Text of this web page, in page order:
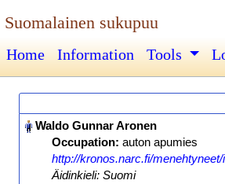
Suomalainen sukupuu
Home Information Tools
‎Waldo Gunnar Aronen‏‎
Occupation: auton apumies
http://kronos.narc.fi/
Äidinkieli: Suomi